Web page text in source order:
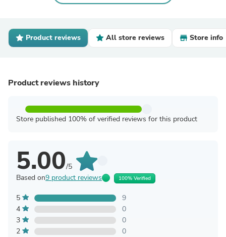
Product reviews All store reviews Store info
Product reviews history
Store published 100% of verified reviews for this product
5.00/5
Based on9 product reviews 100% Verified
5
9
4
0
3
0
2
0